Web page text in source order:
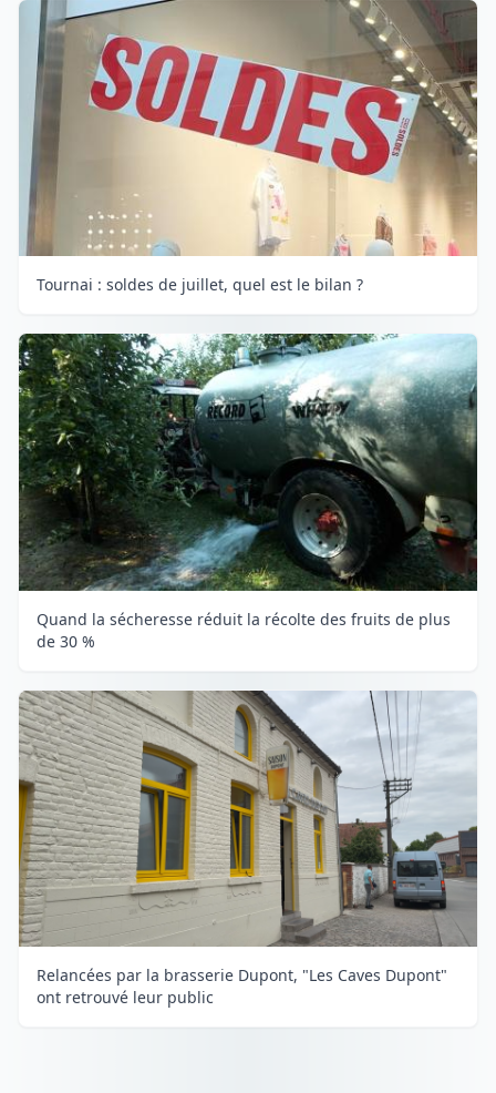
Tournai : soldes de juillet, quel est le bilan ?
Quand la sécheresse réduit la récolte des fruits de plus
de 30 %
Relancées par la brasserie Dupont, "Les Caves Dupont"
ont retrouvé leur public